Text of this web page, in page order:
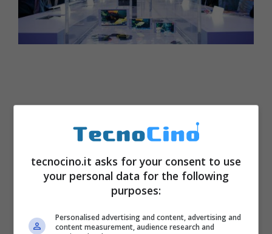
tecnocino.it asks for your consent to use
your personal data for the following
purposes:
Personalised advertising and content, advertising and
content measurement, audience research and